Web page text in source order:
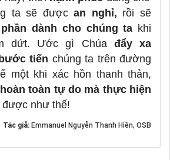
ta sẽ đượcan nghỉ, rồi sẽ
dành cho chúng ta khi
dứt. Ước gì Chúa đẩy xa
tiến chúng ta trên đường
một khi xác hồn thanh thản,
toàn tự do mà thực hiện
như thế!
Tác giả: Emmanuel Nguyễn Thanh Hiền, OSB